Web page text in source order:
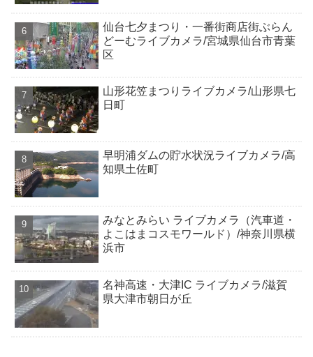
仙台七夕まつり・一番街商店街ぶらん
どーむライブカメラ/宮城県仙台市青葉
区
山形花笠まつりライブカメラ/山形県七
日町
早明浦ダムの貯水状況ライブカメラ/高
知県土佐町
みなとみらい ライブカメラ（汽車道・
よこはまコスモワールド）/神奈川県横
浜市
名神高速・大津IC ライブカメラ/滋賀
県大津市朝日が丘